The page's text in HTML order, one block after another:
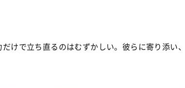
けで立ち直るのはむずかしい。彼らに寄り添い